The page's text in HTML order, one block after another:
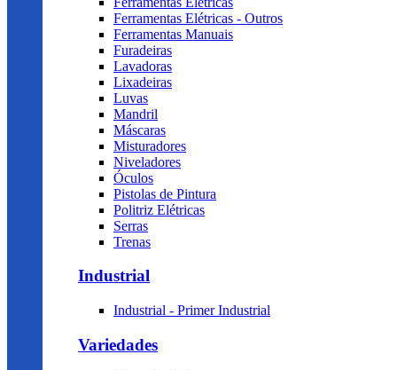
Ferramentas Elétricas - Outros
Ferramentas Manuais
Furadeiras
Lavadoras
Lixadeiras
Luvas
Mandril
Máscaras
Misturadores
Niveladores
Óculos
Pistolas de Pintura
Politriz Elétricas
Serras
Trenas
Industrial
Industrial - Primer Industrial
Variedades